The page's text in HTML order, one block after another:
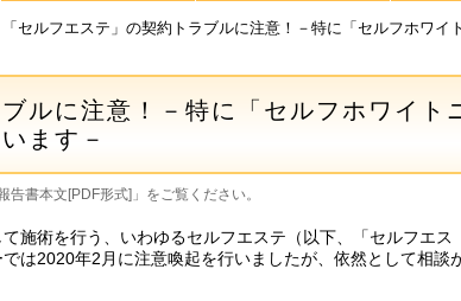
セルフエステ」の契約トラブルに注意！－特に「セルフホワイ
ルに注意！－特に「セルフホワイト
ます－
書本文[PDF形式]」をご覧ください。
施術を行う、いわゆるセルフエステ（以下、「セルフエス
は2020年2月に注意喚起を行いましたが、依然として相談